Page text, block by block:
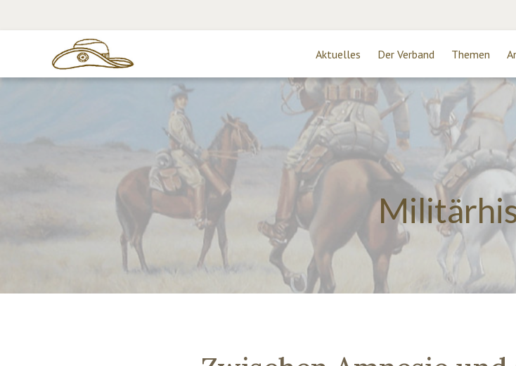
Aktuelles Der Verband Themen